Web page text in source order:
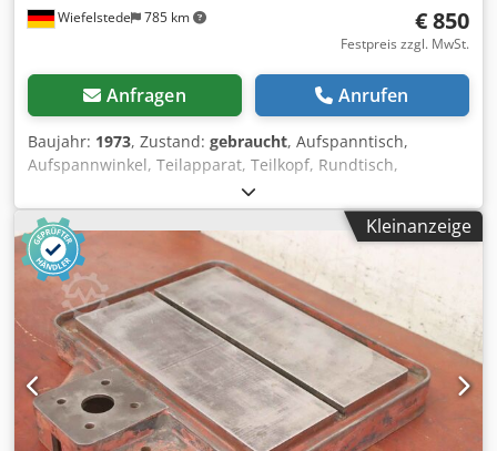
Wiefelstede 785 km € 850
Festpreis zzgl. MwSt.
Anfragen Anrufen
Baujahr: 1973, Zustand: gebraucht, Aufspanntisch,
Aufspannwinkel, Teilapparat, Teilkopf, Rundtisch,
Fräsmaschinentisch, Teiltisch, Vertikalteiltisch -Hersteller:
Peiseler, Aufspanntisch Teiltisch Typ GT 320x320 Dsdsqddi
Repfx Andsck -Tischfläche: 320 x 320 mm -T Nuten:
Nutenbreite 14 mm, Nutenabstand 100 mm -Spindel-
Bohrung: Ø 30 mm -Abmessung: 475/410/H125 mm -
Gewicht: 85 kg
Kleinanzeige